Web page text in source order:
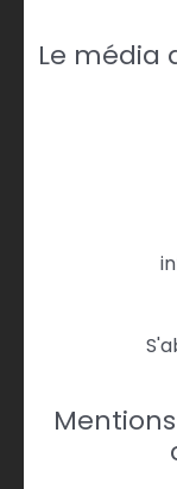
Le média